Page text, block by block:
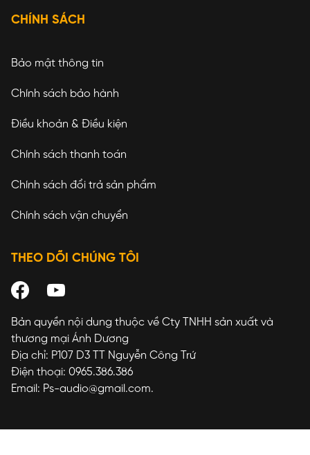
CHÍNH SÁCH
Bảo mật thông tin
Chính sách bảo hành
Điều khoản & Điều kiện
Chính sách thanh toán
Chính sách đổi trả sản phẩm
Chính sách vận chuyển
THEO DÕI CHÚNG TÔI
Bản quyền nội dung thuộc về Cty TNHH sản xuất và
thương mại Ánh Dương
Địa chỉ: P107 D3 TT Nguyễn Công Trứ
Điện thoại: 0965.386.386
Email: Ps-audio@gmail.com.